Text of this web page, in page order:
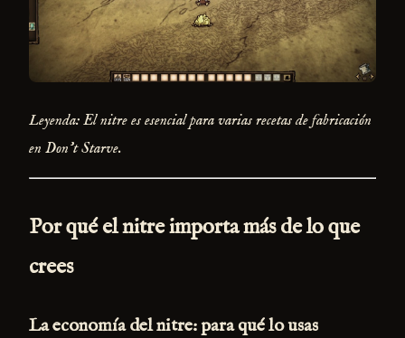
Leyenda: El nitre es esencial para varias recetas de fabricación
en Don't Starve.
Por qué el nitre importa más de lo que
crees
La economía del nitre: para qué lo usas